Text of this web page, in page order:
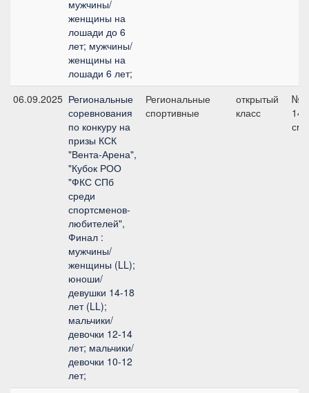
мужчины/
женщины на
лошади до 6
лет; мужчины/
женщины на
лошади 6 лет;
06.09.2025 Региональные
соревнования
по конкуру на
призы КСК
"Вента-Арена",
"Кубок РОО
"ФКС СПб
среди
спортсменов-
любителей",
Финал :
мужчины/
женщины (LL);
юноши/
девушки 14-18
лет (LL);
мальчики/
девочки 12-14
лет; мальчики/
девочки 10-12
лет;
Региональные
спортивные
открытый
класс
№6,
140
см